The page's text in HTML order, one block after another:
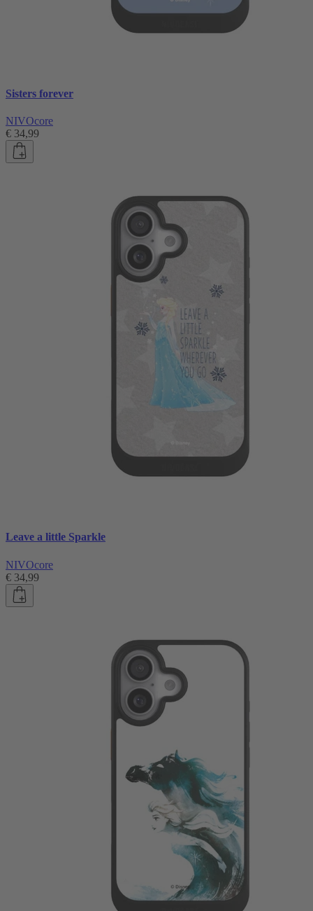
Sisters forever
NIVOcore
€ 34,99
Leave a little Sparkle
NIVOcore
€ 34,99